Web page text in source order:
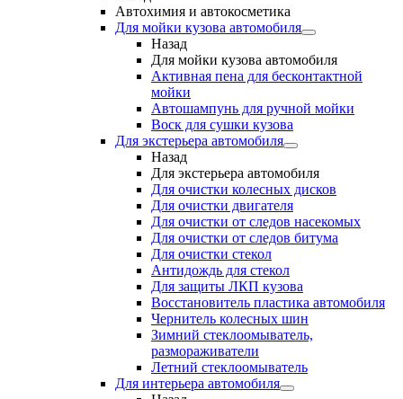
Автохимия и автокосметика
Для мойки кузова автомобиля
Назад
Для мойки кузова автомобиля
Активная пена для бесконтактной
мойки
Автошампунь для ручной мойки
Воск для сушки кузова
Для экстерьера автомобиля
Назад
Для экстерьера автомобиля
Для очистки колесных дисков
Для очистки двигателя
Для очистки от следов насекомых
Для очистки от следов битума
Для очистки стекол
Антидождь для стекол
Для защиты ЛКП кузова
Восстановитель пластика автомобиля
Чернитель колесных шин
Зимний стеклоомыватель,
размораживатели
Летний стеклоомыватель
Для интерьера автомобиля